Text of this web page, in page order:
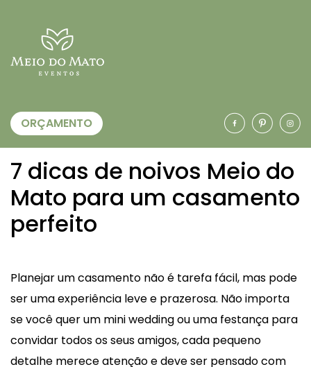
ORÇAMENTO
7 dicas de noivos Meio do
Mato para um casamento
perfeito
Planejar um casamento não é tarefa fácil, mas pode
ser uma experiência leve e prazerosa. Não importa
se você quer um mini wedding ou uma festança para
convidar todos os seus amigos, cada pequeno
detalhe merece atenção e deve ser pensado com